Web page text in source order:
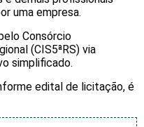
uma empresa.
Consórcio
(CIS5ªRS) via
simplificado.
edital de licitação, é